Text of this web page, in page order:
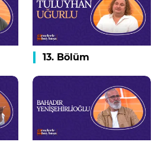
13. Bölüm